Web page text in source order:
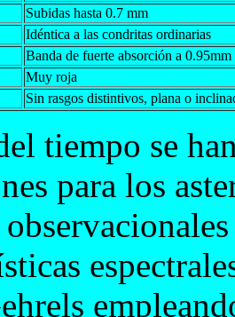
Subidas hasta 0.7 mm
Idéntica a las condritas ordinarias
Banda de fuerte absorción a 0.95mm
Muy roja
Sin rasgos distintivos, plana o
tiempo se
para los